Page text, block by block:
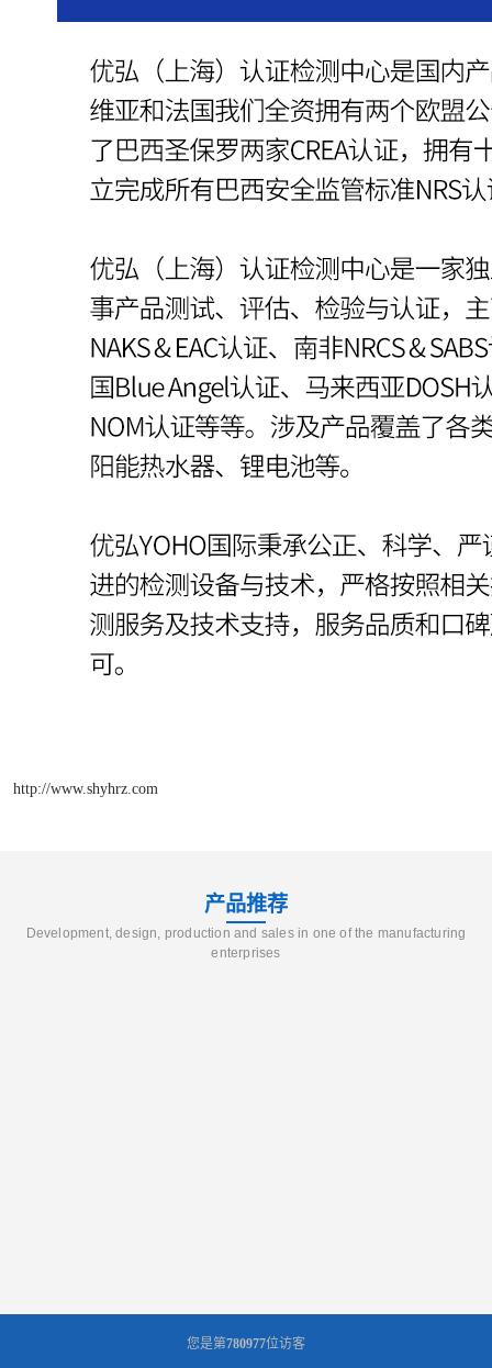
http://www.shyhrz.com
产品推荐
Development, design, production and sales in one of the manufacturing
enterprises
您是第780977位访客